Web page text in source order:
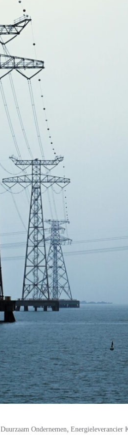
Duurzaam Ondernemen, Energieleverancier